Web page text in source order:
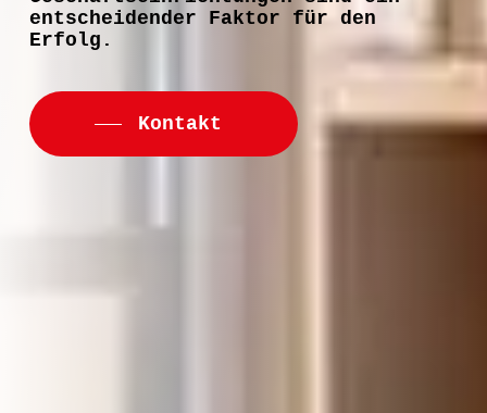
entscheidender Faktor für den
Erfolg.
Kontakt